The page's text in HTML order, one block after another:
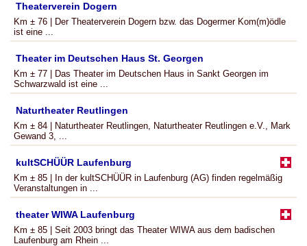
Theaterverein Dogern
Km ± 76 | Der Theaterverein Dogern bzw. das Dogermer Kom(m)ödle
ist eine ...
Theater im Deutschen Haus St. Georgen
Km ± 77 | Das Theater im Deutschen Haus in Sankt Georgen im
Schwarzwald ist eine ...
Naturtheater Reutlingen
Km ± 84 | Naturtheater Reutlingen, Naturtheater Reutlingen e.V., Mark
Gewand 3, ...
kultSCHÜÜR Laufenburg
Km ± 85 | In der kultSCHÜÜR in Laufenburg (AG) finden regelmäßig
Veranstaltungen in ...
theater WIWA Laufenburg
Km ± 85 | Seit 2003 bringt das Theater WIWA aus dem badischen
Laufenburg am Rhein ...